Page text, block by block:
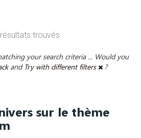
trouvés
your search criteria ... Would you
and Try with different filters ?
sur le thème